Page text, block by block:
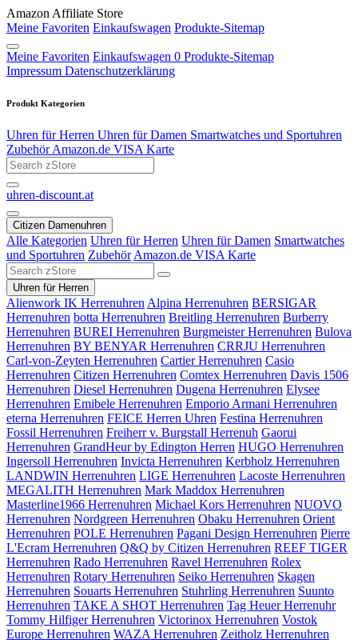
Amazon Affiliate Store
Meine Favoriten Einkaufswagen Produkte-Sitemap
Meine Favoriten Einkaufswagen 0 Produkte-Sitemap
Impressum Datenschutzerklärung
Produkt Kategorien
Uhren für Herren Uhren für Damen Smartwatches und Sportuhren
ZubehörAmazon.de VISA Karte
uhren-discount.at
Citizen Damenuhren
Alle Kategorien Uhren für Herren Uhren für Damen Smartwatches
und Sportuhren Zubehör Amazon.de VISA Karte
Uhren für Herren
Alienwork IK Herrenuhren Alpina Herrenuhren BERSIGAR
Herrenuhren botta Herrenuhren Breitling Herrenuhren Burberry
Herrenuhren BUREI Herrenuhren Burgmeister Herrenuhren Bulova
Herrenuhren BY BENYAR Herrenuhren CRRJU Herrenuhren
Carl-von-Zeyten Herrenuhren Cartier Herrenuhren Casio
Herrenuhren Citizen Herrenuhren Comtex Herrenuhren Davis 1506
Herrenuhren Diesel Herrenuhren Dugena Herrenuhren Elysee
Herrenuhren Emibele Herrenuhren Emporio Armani Herrenuhren
eterna Herrenuhren FEICE Herren Uhren Festina Herrenuhren
Fossil Herrenuhren Freiherr v. Burgstall Herrenuh Gaorui
Herrenuhren GrandHeur by Edington Herren HUGO Herrenuhren
Ingersoll Herrenuhren Invicta Herrenuhren Kerbholz Herrenuhren
LANDWIN Herrenuhren LIGE Herrenuhren Lacoste Herrenuhren
MEGALITH Herrenuhren Mark Maddox Herrenuhren
Masterline1966 Herrenuhren Michael Kors Herrenuhren NUOVO
Herrenuhren Nordgreen Herrenuhren Obaku Herrenuhren Orient
Herrenuhren POLE Herrenuhren Pagani Design Herrenuhren Pierre
L'Ecram Herrenuhren Q&Q by Citizen Herrenuhren REEF TIGER
Herrenuhren Rado Herrenuhren Ravel Herrenuhren Rolex
Herrenuhren Rotary Herrenuhren Seiko Herrenuhren Skagen
Herrenuhren Souarts Herrenuhren Stuhrling Herrenuhren Suunto
Herrenuhren TAKE A SHOT Herrenuhren Tag Heuer Herrenuhr
Tommy Hilfiger Herrenuhren Victorinox Herrenuhren Vostok
Europe Herrenuhren WAZA Herrenuhren Zeitholz Herrenuhren